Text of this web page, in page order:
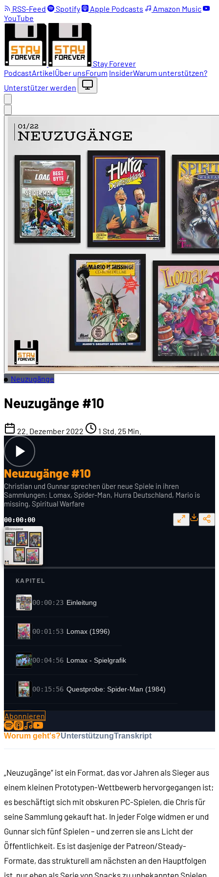
RSS-Feed Spotify Apple Podcasts
Amazon Music
YouTube
Stay Forever
PodcastArtikelÜber unsForum InsiderWarum unterstützen?
Unterstützer werden
Neuzugänge
Neuzugänge #10
22. Dezember 2022 1 Std. 25 Min.
Neuzugänge #10
Christian und Gunnar sprechen über neue Spiele in ihren
Sammlungen: Lomax, Spider-Man, Hurra Deutschland, Mario is
missing, Spiritual Warfare
00:00:00
KAPITEL
00:00:23 Einleitung
00:01:53 Lomax (1996)
00:04:56 Lomax - Spielgrafik
00:15:56 Questprobe: Spider-Man (1984)
00:20:00
00:30:14 Questprobe: Spider-Man - Das Spiel
00:33:18 Hurra Deutschland (1994)
00:37:51 Hurra Deutschland - Das Spiel
00:40:15 Hurra Deutschland - Spielgrafik
Abonnieren
Worum geht's?UnterstützungTranskript
„Neuzugänge“ ist ein Format, das vor Jahren als Sieger aus
einem kleinen Prototypen-Wettbewerb hervorgegangen ist;
es beschäftigt sich mit obskuren PC-Spielen, die Chris für
seine Sammlung gekauft hat. In jeder Folge widmen er und
Gunnar sich fünf Spielen – und zerren sie ans Licht der
Öffentlichkeit. Es ist dasjenige der Patreon/Steady-
Formate, das strukturell am nächsten an den Hauptfolgen